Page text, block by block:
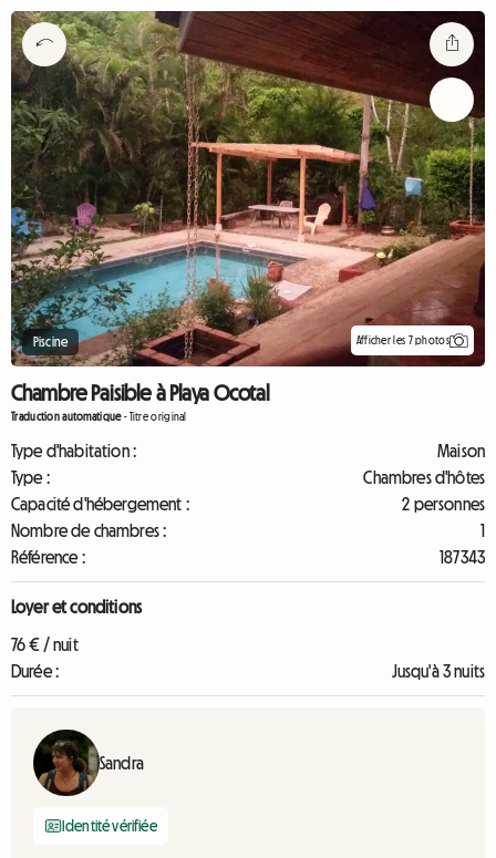
Piscine Afficher les 7 photos
Chambre Paisible à Playa Ocotal
Traduction automatique-Titre original
Type d'habitation :
Maison
Type :
Chambres d'hôtes
Capacité d'hébergement :
2 personnes
Nombre de chambres :
1
Référence :
187343
Loyer et conditions
76 € / nuit
Durée :
Jusqu'à 3 nuits
Sandra
Identité vérifiée